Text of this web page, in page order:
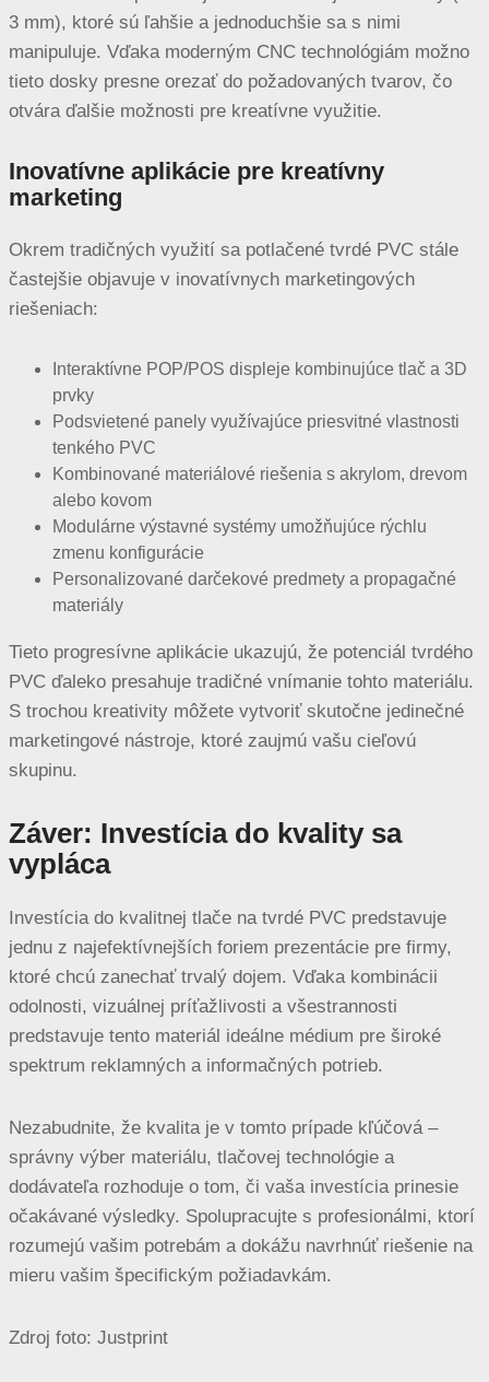
3 mm), ktoré sú ľahšie a jednoduchšie sa s nimi
manipuluje. Vďaka moderným CNC technológiám možno
tieto dosky presne orezať do požadovaných tvarov, čo
otvára ďalšie možnosti pre kreatívne využitie.
Inovatívne aplikácie pre kreatívny
marketing
Okrem tradičných využití sa potlačené tvrdé PVC stále
častejšie objavuje v inovatívnych marketingových
riešeniach:
Interaktívne POP/POS displeje kombinujúce tlač a 3D
prvky
Podsvietené panely využívajúce priesvitné vlastnosti
tenkého PVC
Kombinované materiálové riešenia s akrylom, drevom
alebo kovom
Modulárne výstavné systémy umožňujúce rýchlu
zmenu konfigurácie
Personalizované darčekové predmety a propagačné
materiály
Tieto progresívne aplikácie ukazujú, že potenciál tvrdého
PVC ďaleko presahuje tradičné vnímanie tohto materiálu.
S trochou kreativity môžete vytvoriť skutočne jedinečné
marketingové nástroje, ktoré zaujmú vašu cieľovú
skupinu.
Záver: Investícia do kvality sa
vypláca
Investícia do kvalitnej tlače na tvrdé PVC predstavuje
jednu z najefektívnejších foriem prezentácie pre firmy,
ktoré chcú zanechať trvalý dojem. Vďaka kombinácii
odolnosti, vizuálnej príťažlivosti a všestrannosti
predstavuje tento materiál ideálne médium pre široké
spektrum reklamných a informačných potrieb.
Nezabudnite, že kvalita je v tomto prípade kľúčová –
správny výber materiálu, tlačovej technológie a
dodávateľa rozhoduje o tom, či vaša investícia prinesie
očakávané výsledky. Spolupracujte s profesionálmi, ktorí
rozumejú vašim potrebám a dokážu navrhnúť riešenie na
mieru vašim špecifickým požiadavkám.
Zdroj foto: Justprint